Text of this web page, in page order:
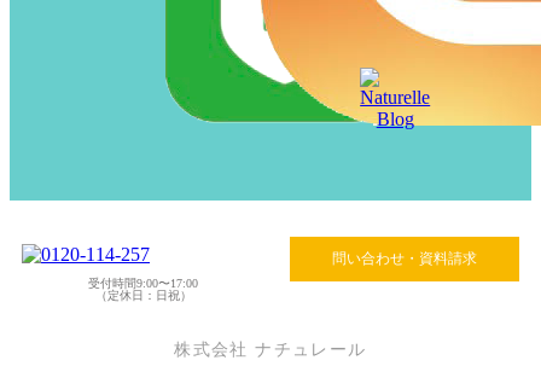
受付時間9:00〜17:00
（定休日：日祝）
問い合わせ・資料請求
株式会社 ナチュレール